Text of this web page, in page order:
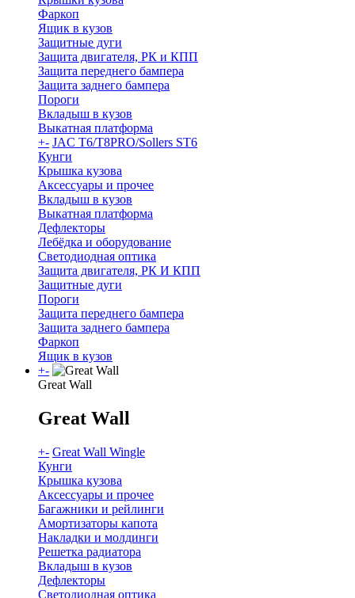
Фаркоп
Ящик в кузов
Защитные дуги
Защита двигателя, РК и КПП
Защита переднего бампера
Защита заднего бампера
Пороги
Вкладыш в кузов
Выкатная платформа
+- JAC T6/T8PRO/Sollers ST6
Кунги
Крышка кузова
Аксессуары и прочее
Вкладыш в кузов
Выкатная платформа
Дефлекторы
Лебёдка и оборудование
Светодиодная оптика
Защита двигателя, РК И КПП
Защитные дуги
Пороги
Защита переднего бампера
Защита заднего бампера
Фаркоп
Ящик в кузов
+-
Great Wall
Great Wall
+- Great Wall Wingle
Кунги
Крышка кузова
Аксессуары и прочее
Багажники и рейлинги
Амортизаторы капота
Накладки и молдинги
Решетка радиатора
Вкладыш в кузов
Дефлекторы
Светодиодная оптика